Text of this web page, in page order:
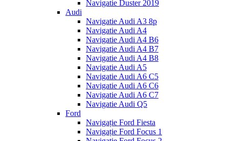
Navigatie Duster 2019
Audi
Navigatie Audi A3 8p
Navigatie Audi A4
Navigatie Audi A4 B6
Navigatie Audi A4 B7
Navigatie Audi A4 B8
Navigatie Audi A5
Navigatie Audi A6 C5
Navigatie Audi A6 C6
Navigatie Audi A6 C7
Navigatie Audi Q5
Ford
Navigație Ford Fiesta
Navigație Ford Focus 1